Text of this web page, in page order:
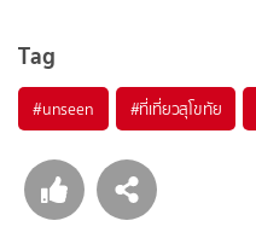
Tag
#unseen #ที่เที่ยวสุโขทัย